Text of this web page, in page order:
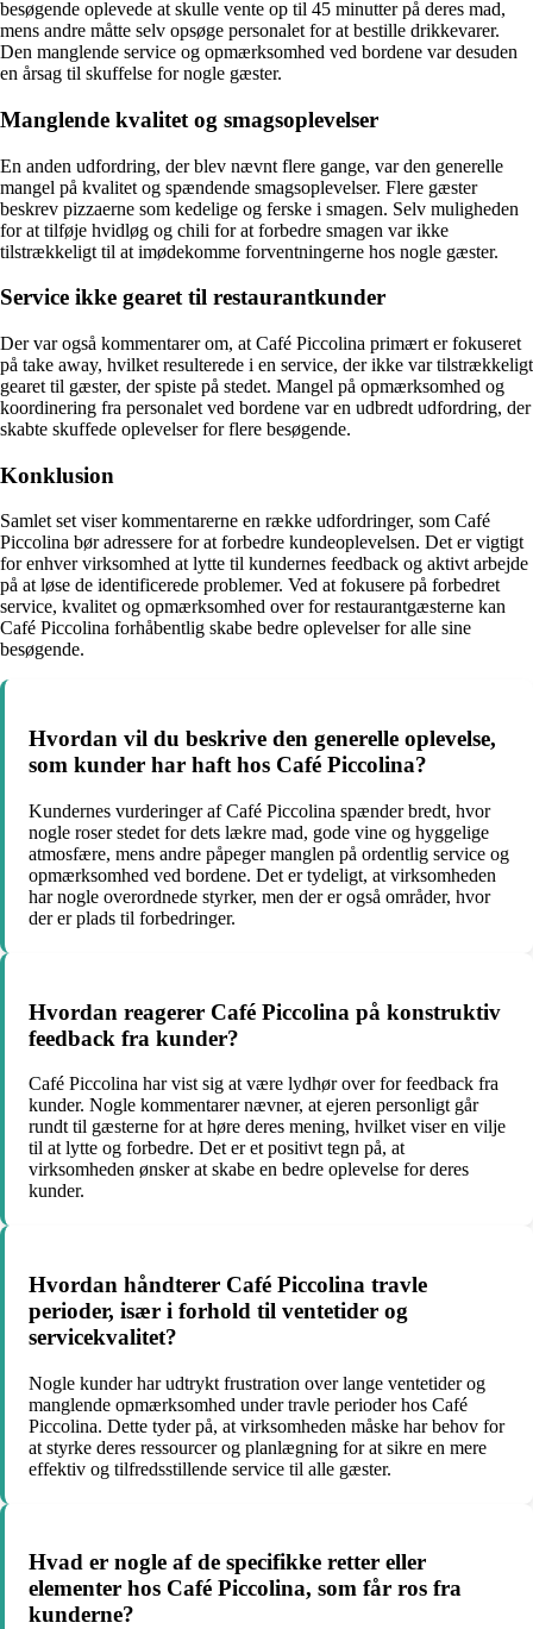
besøgende oplevede at skulle vente op til 45 minutter på deres mad,
mens andre måtte selv opsøge personalet for at bestille drikkevarer.
Den manglende service og opmærksomhed ved bordene var desuden
en årsag til skuffelse for nogle gæster.
Manglende kvalitet og smagsoplevelser
En anden udfordring, der blev nævnt flere gange, var den generelle
mangel på kvalitet og spændende smagsoplevelser. Flere gæster
beskrev pizzaerne som kedelige og ferske i smagen. Selv muligheden
for at tilføje hvidløg og chili for at forbedre smagen var ikke
tilstrækkeligt til at imødekomme forventningerne hos nogle gæster.
Service ikke gearet til restaurantkunder
Der var også kommentarer om, at Café Piccolina primært er fokuseret
på take away, hvilket resulterede i en service, der ikke var tilstrækkeligt
gearet til gæster, der spiste på stedet. Mangel på opmærksomhed og
koordinering fra personalet ved bordene var en udbredt udfordring, der
skabte skuffede oplevelser for flere besøgende.
Konklusion
Samlet set viser kommentarerne en række udfordringer, som Café
Piccolina bør adressere for at forbedre kundeoplevelsen. Det er vigtigt
for enhver virksomhed at lytte til kundernes feedback og aktivt arbejde
på at løse de identificerede problemer. Ved at fokusere på forbedret
service, kvalitet og opmærksomhed over for restaurantgæsterne kan
Café Piccolina forhåbentlig skabe bedre oplevelser for alle sine
besøgende.
Hvordan vil du beskrive den generelle oplevelse,
som kunder har haft hos Café Piccolina?
Kundernes vurderinger af Café Piccolina spænder bredt, hvor
nogle roser stedet for dets lækre mad, gode vine og hyggelige
atmosfære, mens andre påpeger manglen på ordentlig service og
opmærksomhed ved bordene. Det er tydeligt, at virksomheden
har nogle overordnede styrker, men der er også områder, hvor
der er plads til forbedringer.
Hvordan reagerer Café Piccolina på konstruktiv
feedback fra kunder?
Café Piccolina har vist sig at være lydhør over for feedback fra
kunder. Nogle kommentarer nævner, at ejeren personligt går
rundt til gæsterne for at høre deres mening, hvilket viser en vilje
til at lytte og forbedre. Det er et positivt tegn på, at
virksomheden ønsker at skabe en bedre oplevelse for deres
kunder.
Hvordan håndterer Café Piccolina travle
perioder, især i forhold til ventetider og
servicekvalitet?
Nogle kunder har udtrykt frustration over lange ventetider og
manglende opmærksomhed under travle perioder hos Café
Piccolina. Dette tyder på, at virksomheden måske har behov for
at styrke deres ressourcer og planlægning for at sikre en mere
effektiv og tilfredsstillende service til alle gæster.
Hvad er nogle af de specifikke retter eller
elementer hos Café Piccolina, som får ros fra
kunderne?